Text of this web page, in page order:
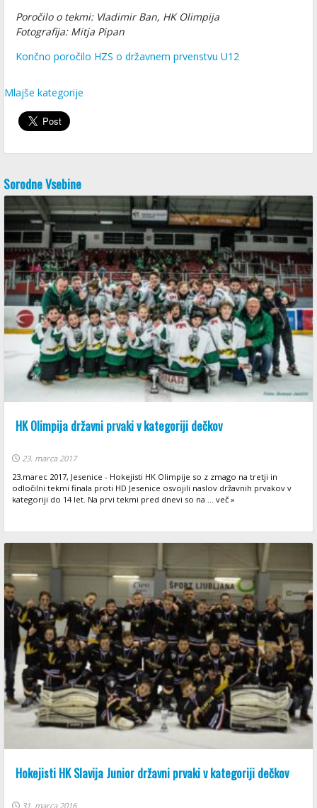
Poročilo o tekmi: Vladimir Ban, HK Olimpija
Fotografija: Mitja Pipan
Končno poročilo HZS o državnem prvenstvu U12
Mlajše kategorije
Sorodne Vsebine
HK Olimpija državni prvaki v kategoriji dečkov
23. marca 2017
23.marec 2017, Jesenice - Hokejisti HK Olimpije so z zmago na tretji in
odločilni tekmi finala proti HD Jesenice osvojili naslov državnih prvakov v
kategoriji do 14 let. Na prvi tekmi pred dnevi so na ... več »
Hokejisti HK Slavija Junior državni prvaki v kategoriji dečkov
31. marca 2016